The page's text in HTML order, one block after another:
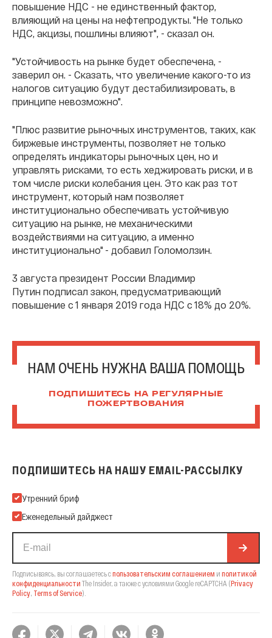
повышение НДС - не единственный фактор,
влияющий на цены на нефтепродукты. "Не только
НДС, акцизы, пошлины влияют", - сказал он.
"Устойчивость на рынке будет обеспечена, -
заверил он. - Сказать, что увеличение какого-то из
налогов ситуацию будут дестабилизировать, в
принципе невозможно".
"Плюс развитие рыночных инструментов, таких, как
биржевые инструменты, позволяет не только
определять индикаторы рыночных цен, но и
управлять рисками, то есть хеджировать риски, и в
том числе риски колебания цен. Это как раз тот
инструмент, который нам позволяет
институционально обеспечивать устойчивую
ситуацию на рынке, не механическими
воздействиями на ситуацию, а именно
институционально" - добавил Голомолзин.
3 августа президент России Владимир
Путин подписал закон, предусматривающий
повышение с 1 января 2019 года НДС с 18% до 20%.
НАМ ОЧЕНЬ НУЖНА ВАША ПОМОЩЬ
ПОДПИШИТЕСЬ НА РЕГУЛЯРНЫЕ
ПОЖЕРТВОВАНИЯ
ПОДПИШИТЕСЬ НА НАШУ EMAIL-РАССЫЛКУ
Подпишитесь на нашу Email-рассылку
Утренний бриф
Еженедельный дайджест
Подписываясь, вы соглашаетесь спользовательским соглашением и политикой
конфиденциальности The Insider, а также с условиями Google reCAPTCHA (Privacy
Policy, Terms of Service).